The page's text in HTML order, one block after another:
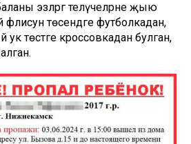
эзләргә теләүчеләрне җыю
әфлисун төсендәге футболкадан,
төстәге кроссовкадан булган,